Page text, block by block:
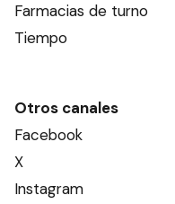
Farmacias de turno
Tiempo
Otros canales
Facebook
X
Instagram